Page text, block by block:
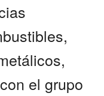
el grupo